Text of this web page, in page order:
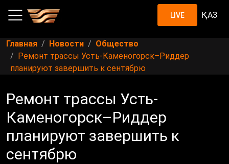
LIVE ҚАЗ
Главная Новости
Общество
Ремонт трассы Усть-Каменогорск–Риддер
планируют завершить к сентябрю
Ремонт трассы Усть-
Каменогорск–Риддер
планируют завершить к
сентябрю